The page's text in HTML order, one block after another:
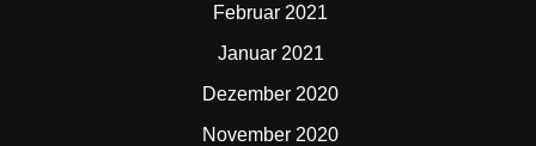
Februar 2021
Januar 2021
Dezember 2020
November 2020